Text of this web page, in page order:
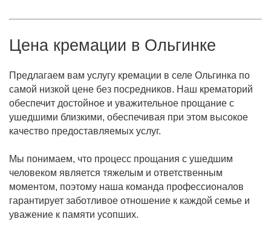
Цена кремации в Ольгинке
Предлагаем вам услугу кремации в селе Ольгинка по
самой низкой цене без посредников. Наш крематорий
обеспечит достойное и уважительное прощание с
ушедшими близкими, обеспечивая при этом высокое
качество предоставляемых услуг.
Мы понимаем, что процесс прощания с ушедшим
человеком является тяжелым и ответственным
моментом, поэтому наша команда профессионалов
гарантирует заботливое отношение к каждой семье и
уважение к памяти усопших.